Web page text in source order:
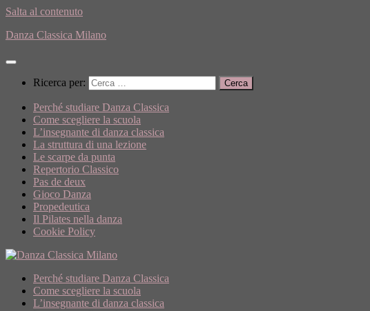
Salta al contenuto
Danza Classica Milano
Ricerca per:
Perché studiare Danza Classica
Come scegliere la scuola
L’insegnante di danza classica
La struttura di una lezione
Le scarpe da punta
Repertorio Classico
Pas de deux
Gioco Danza
Propedeutica
Il Pilates nella danza
Cookie Policy
Perché studiare Danza Classica
Come scegliere la scuola
L’insegnante di danza classica